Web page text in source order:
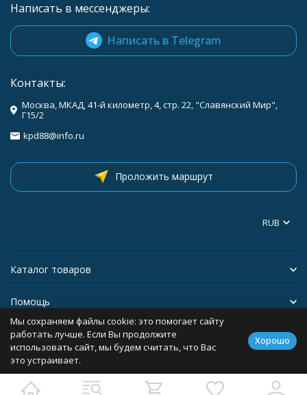
Написать в мессенджеры:
Написать в Telegram
Контакты:
Москва, МКАД, 41-й километр, 4, стр. 22, "Славянский Мир",
Г15/2
kpd88@info.ru
Проложить маршрут
RUB
Каталог товаров
Помощь
Информация
Политика персональных данных
Мы сохраняем файлы cookie: это помогает сайту
работать лучше. Если Вы продолжите
использовать сайт, мы будем считать, что Вас
это устраивает.
Хорошо